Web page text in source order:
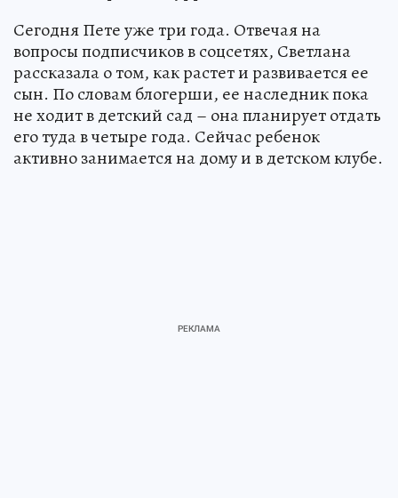
Сегодня Пете уже три года. Отвечая на
вопросы подписчиков в соцсетях, Светлана
рассказала о том, как растет и развивается ее
сын. По словам блогерши, ее наследник пока
не ходит в детский сад – она планирует отдать
его туда в четыре года. Сейчас ребенок
активно занимается на дому и в детском клубе.